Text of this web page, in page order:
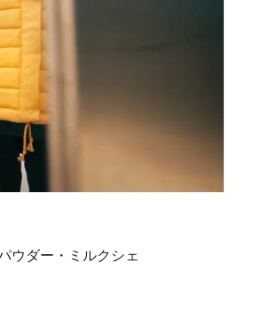
ウダー・ミルクシェ